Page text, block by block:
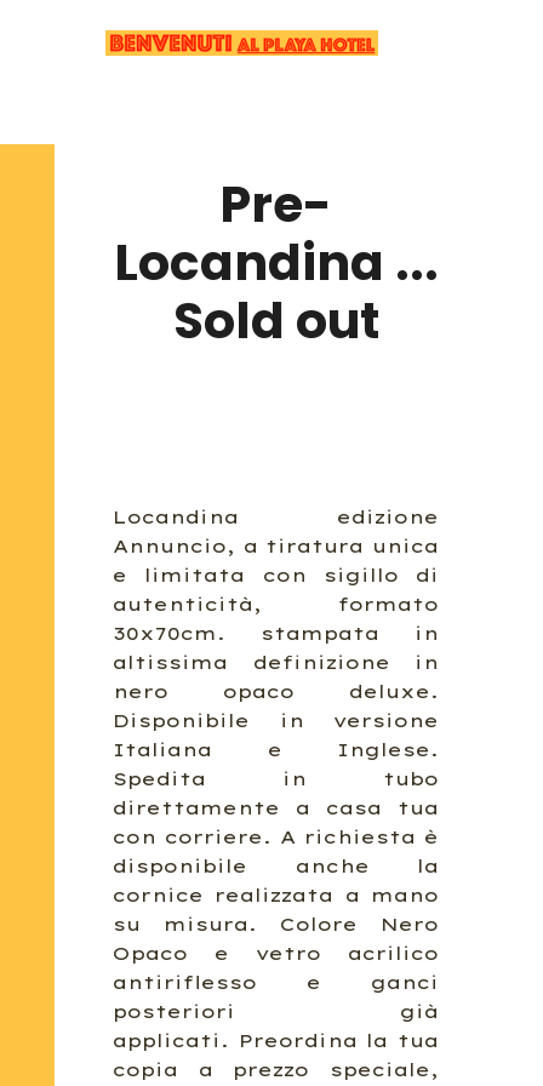
Pre-
Locandina ...
Sold out
Locandina edizione
Annuncio, a tiratura unica
e limitata con sigillo di
autenticità, formato
30x70cm. stampata in
altissima definizione in
nero opaco deluxe.
Disponibile in versione
Italiana e Inglese.
Spedita in tubo
direttamente a casa tua
con corriere. A richiesta è
disponibile anche la
cornice realizzata a mano
su misura. Colore Nero
Opaco e vetro acrilico
antiriflesso e ganci
posteriori già
applicati. Preordina la tua
copia a prezzo speciale,